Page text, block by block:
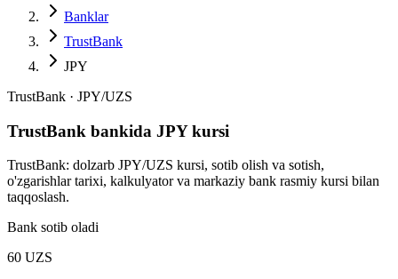
Banklar
TrustBank
JPY
TrustBank · JPY/UZS
TrustBank bankida JPY kursi
TrustBank: dolzarb JPY/UZS kursi, sotib olish va sotish,
o'zgarishlar tarixi, kalkulyator va markaziy bank rasmiy kursi bilan
taqqoslash.
Bank sotib oladi
60 UZS